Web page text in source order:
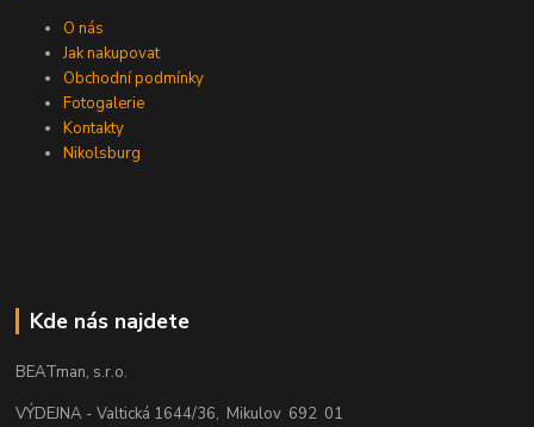
O nás
Jak nakupovat
Obchodní podmínky
Fotogalerie
Kontakty
Nikolsburg
Kde nás najdete
BEATman, s.r.o.
VÝDEJNA - Valtická 1644/36, Mikulov 692 01